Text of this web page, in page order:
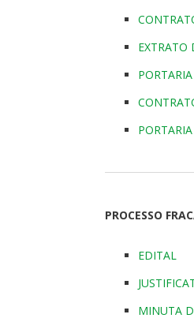
EXTRATO
PROCESSO
EDITAL
MINUTA